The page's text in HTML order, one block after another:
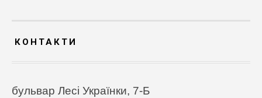
КОНТАКТИ
бульвар Лесі Українки, 7-Б